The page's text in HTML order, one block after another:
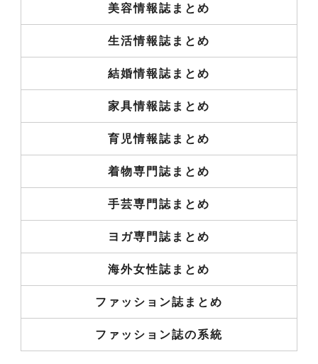
美容情報誌まとめ
生活情報誌まとめ
結婚情報誌まとめ
家具情報誌まとめ
育児情報誌まとめ
着物専門誌まとめ
手芸専門誌まとめ
ヨガ専門誌まとめ
海外女性誌まとめ
ファッション誌まとめ
ファッション誌の系統